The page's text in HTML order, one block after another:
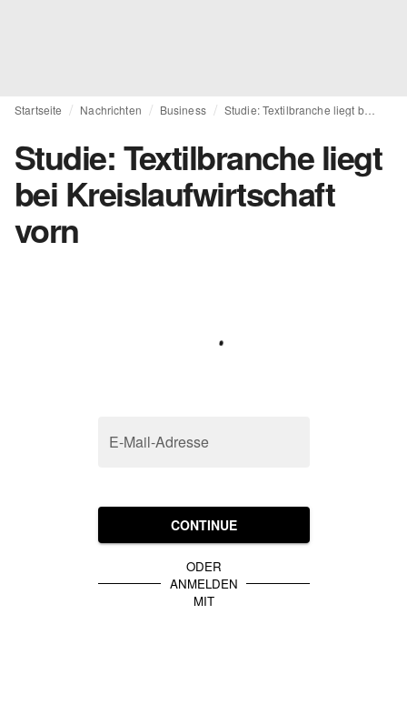
Startseite Nachrichten Business Studie: Textilbranche liegt bei Kreislaufwirtschaft vorn
Studie: Textilbranche liegt
bei Kreislaufwirtschaft
vorn
E-Mail-Adresse
CONTINUE
ODER
ANMELDEN
MIT